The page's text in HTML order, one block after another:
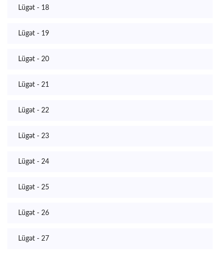
Lügət - 18
Lügət - 19
Lügət - 20
Lügət - 21
Lügət - 22
Lügət - 23
Lügət - 24
Lügət - 25
Lügət - 26
Lügət - 27